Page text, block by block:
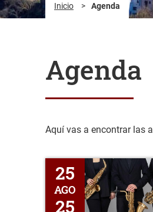
Inicio > Agenda
Agenda
Aquí vas a encontrar las
OSIMUN QUARTET "De la
25
AGO
25